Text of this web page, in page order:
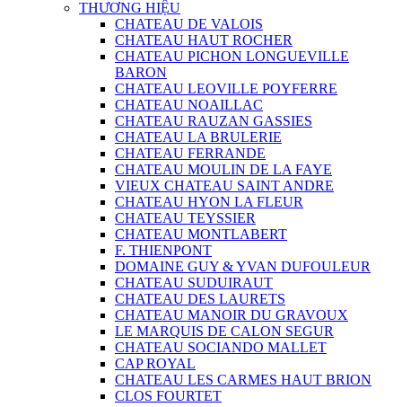
THƯƠNG HIỆU
CHATEAU DE VALOIS
CHATEAU HAUT ROCHER
CHATEAU PICHON LONGUEVILLE
BARON
CHATEAU LEOVILLE POYFERRE
CHATEAU NOAILLAC
CHATEAU RAUZAN GASSIES
CHATEAU LA BRULERIE
CHATEAU FERRANDE
CHATEAU MOULIN DE LA FAYE
VIEUX CHATEAU SAINT ANDRE
CHATEAU HYON LA FLEUR
CHATEAU TEYSSIER
CHATEAU MONTLABERT
F. THIENPONT
DOMAINE GUY & YVAN DUFOULEUR
CHATEAU SUDUIRAUT
CHATEAU DES LAURETS
CHATEAU MANOIR DU GRAVOUX
LE MARQUIS DE CALON SEGUR
CHATEAU SOCIANDO MALLET
CAP ROYAL
CHATEAU LES CARMES HAUT BRION
CLOS FOURTET